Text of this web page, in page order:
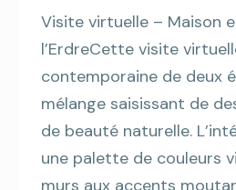
Visite virtuelle – Maison
l’ErdreCette visite
contemporaine de deux
mélange saisissant de
de beauté naturelle.
une palette de couleurs
murs aux accents